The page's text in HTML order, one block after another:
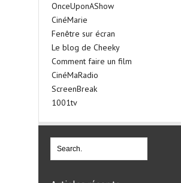
OnceUponAShow
CinéMarie
Fenêtre sur écran
Le blog de Cheeky
Comment faire un film
CinéMaRadio
ScreenBreak
1001tv